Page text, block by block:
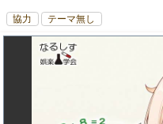
協力 テーマ無し